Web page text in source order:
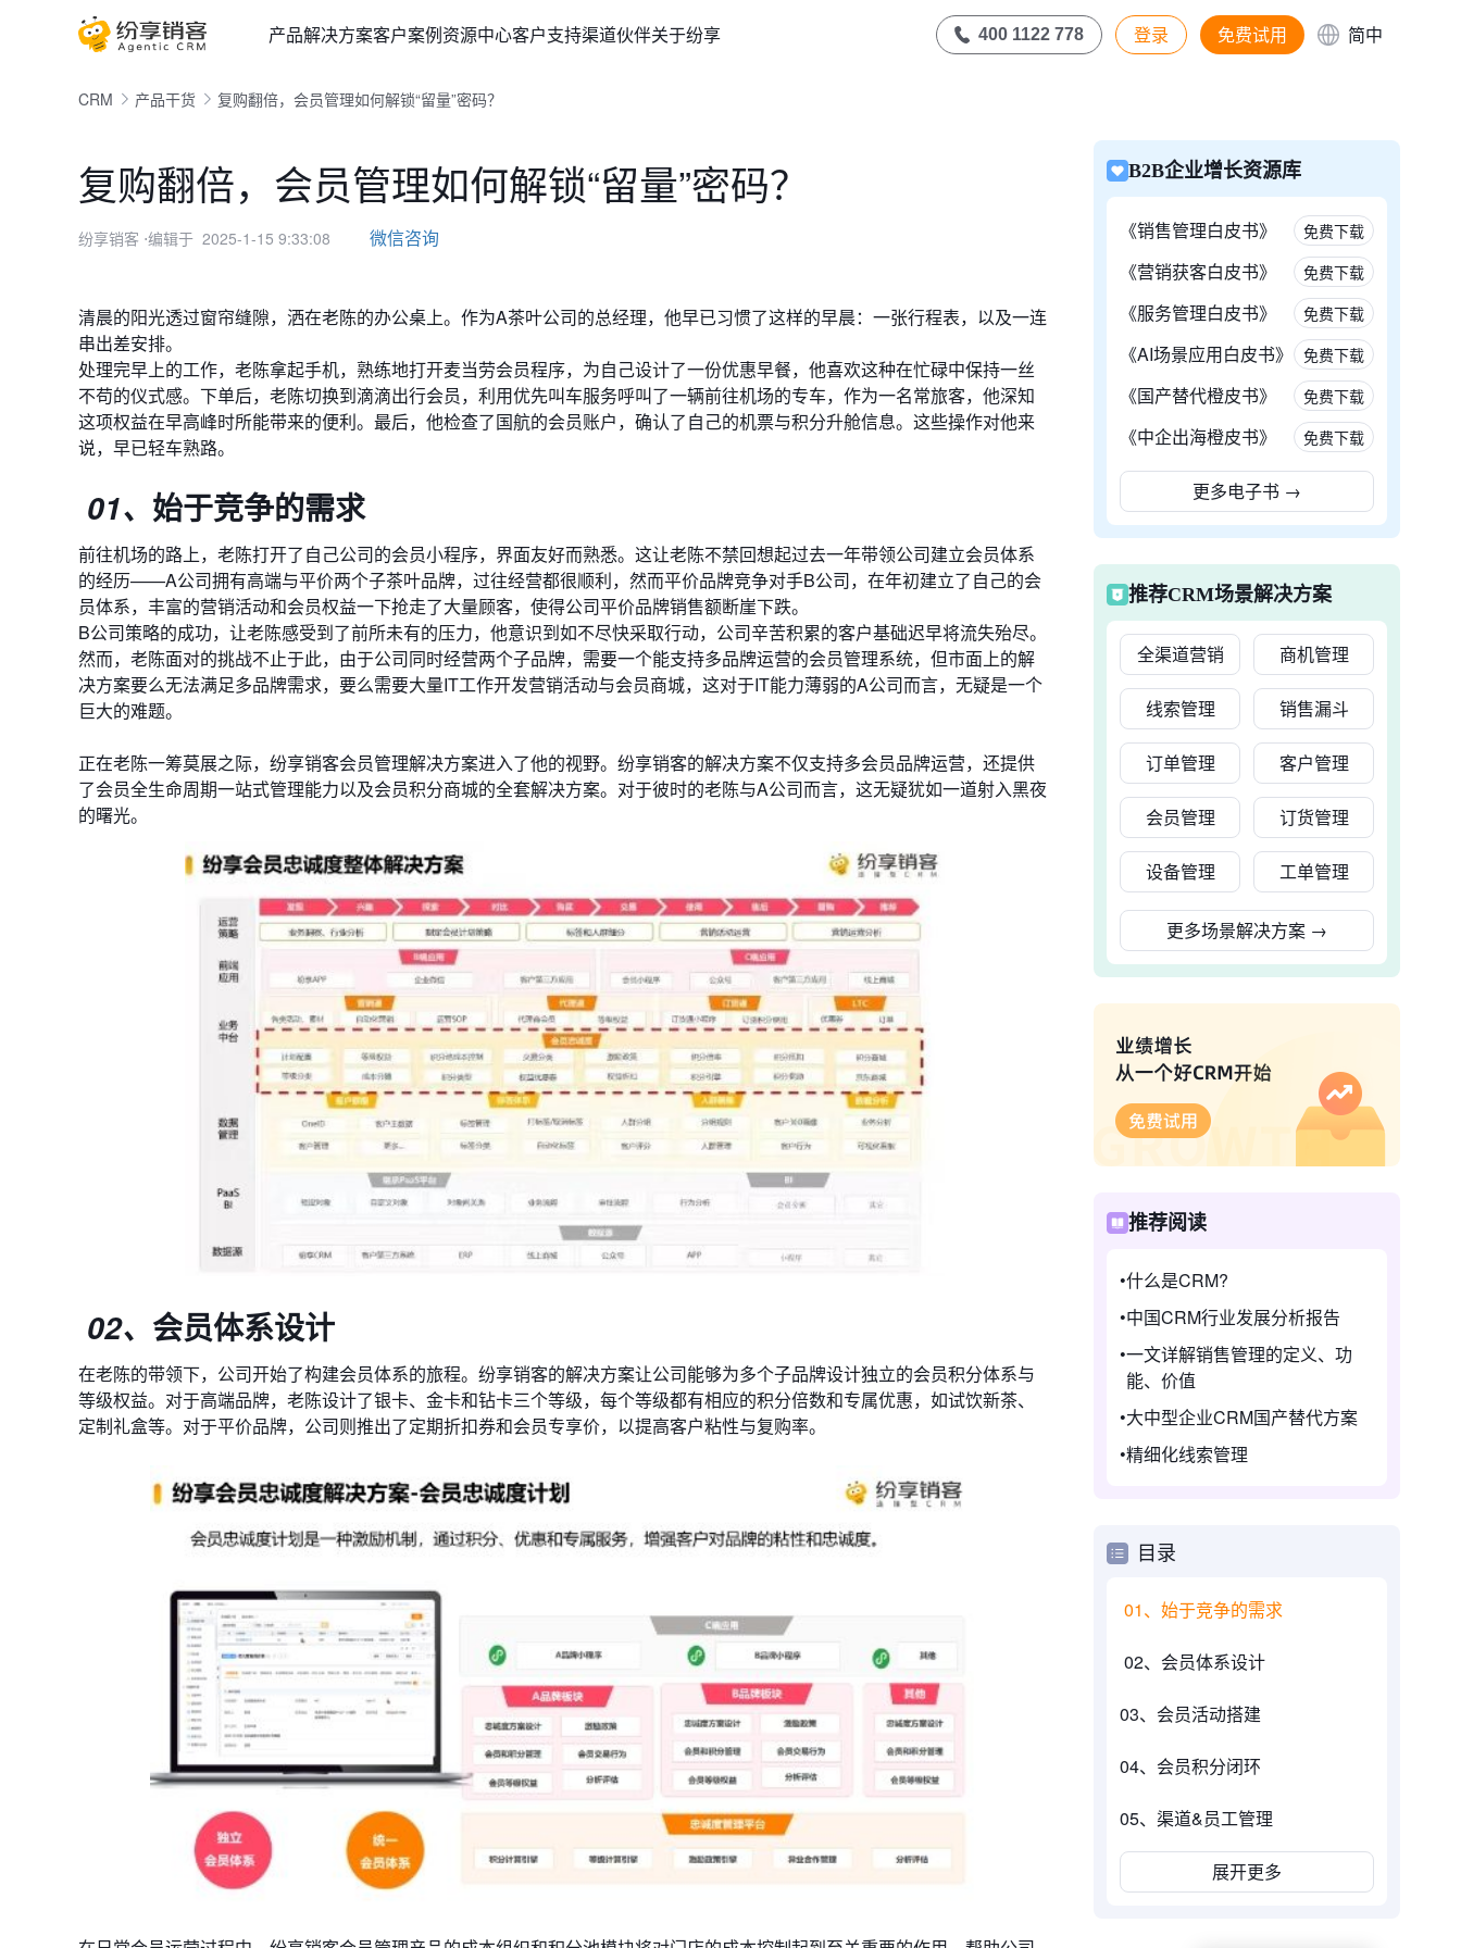
产品解决方案客户案例资源中心客户支持渠道伙伴关于纷享 400 1122 778 登录 免费试用 简中
CRM 产品干货 复购翻倍，会员管理如何解锁“留量”密码？
复购翻倍，会员管理如何解锁“留量”密码？
纷享销客 ⋅编辑于 2025-1-15 9:33:08 微信咨询
清晨的阳光透过窗帘缝隙，洒在老陈的办公桌上。作为A茶叶公司的总经理，他早已习惯了这样的早晨：一张行程表，以及一连
串出差安排。
处理完早上的工作，老陈拿起手机，熟练地打开麦当劳会员程序，为自己设计了一份优惠早餐，他喜欢这种在忙碌中保持一丝
不苟的仪式感。下单后，老陈切换到滴滴出行会员，利用优先叫车服务呼叫了一辆前往机场的专车，作为一名常旅客，他深知
这项权益在早高峰时所能带来的便利。最后，他检查了国航的会员账户，确认了自己的机票与积分升舱信息。这些操作对他来
说，早已轻车熟路。
01、 始于竞争的需求
前往机场的路上，老陈打开了自己公司的会员小程序，界面友好而熟悉。这让老陈不禁回想起过去一年带领公司建立会员体系
的经历——A公司拥有高端与平价两个子茶叶品牌，过往经营都很顺利，然而平价品牌竞争对手B公司，在年初建立了自己的会
员体系，丰富的营销活动和会员权益一下抢走了大量顾客，使得公司平价品牌销售额断崖下跌。
B公司策略的成功，让老陈感受到了前所未有的压力，他意识到如不尽快采取行动，公司辛苦积累的客户基础迟早将流失殆尽。
然而，老陈面对的挑战不止于此，由于公司同时经营两个子品牌，需要一个能支持多品牌运营的会员管理系统，但市面上的解
决方案要么无法满足多品牌需求，要么需要大量IT工作开发营销活动与会员商城，这对于IT能力薄弱的A公司而言，无疑是一个
巨大的难题。
正在老陈一筹莫展之际，纷享销客会员管理解决方案进入了他的视野。纷享销客的解决方案不仅支持多会员品牌运营，还提供
了会员全生命周期一站式管理能力以及会员积分商城的全套解决方案。对于彼时的老陈与A公司而言，这无疑犹如一道射入黑夜
的曙光。
02、 会员体系设计
在老陈的带领下，公司开始了构建会员体系的旅程。纷享销客的解决方案让公司能够为多个子品牌设计独立的会员积分体系与
等级权益。对于高端品牌，老陈设计了银卡、金卡和钻卡三个等级，每个等级都有相应的积分倍数和专属优惠，如试饮新茶、
定制礼盒等。对于平价品牌，公司则推出了定期折扣券和会员专享价，以提高客户粘性与复购率。
B2B企业增长资源库
《销售管理白皮书》 免费下载
《营销获客白皮书》 免费下载
《服务管理白皮书》 免费下载
《AI场景应用白皮书》 免费下载
《国产替代橙皮书》 免费下载
《中企出海橙皮书》 免费下载
更多电子书 →
推荐CRM场景解决方案
全渠道营销 商机管理
线索管理 销售漏斗
订单管理 客户管理
会员管理 订货管理
设备管理 工单管理
更多场景解决方案 →
推荐阅读
什么是CRM?
中国CRM行业发展分析报告
一文详解销售管理的定义、功
能、价值
大中型企业CRM国产替代方案
精细化线索管理
目录
01、始于竞争的需求
02、会员体系设计
03、会员活动搭建
04、会员积分闭环
05、渠道&员工管理
展开更多